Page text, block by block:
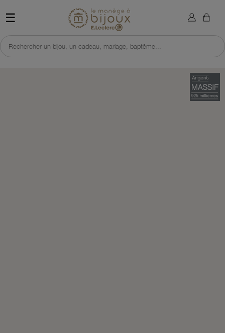
☰ Retour à l'accueil du site
Rechercher un bijou, un cadeau, mariage, baptême...
×